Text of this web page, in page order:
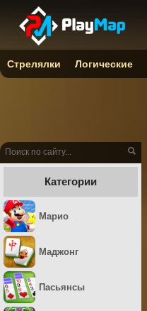
Категории
Марио
Маджонг
Пасьянсы
Стрелялки Логические